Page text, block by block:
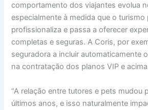
comportamento dos viajantes evolua
especialmente à medida que o
profissionaliza e passa a oferecer
completas e seguras. A Coris, por
seguradora a incluir automaticamente
na contratação dos planos VIP e
“A relação entre tutores e pets mudou
últimos anos, e isso naturalmente